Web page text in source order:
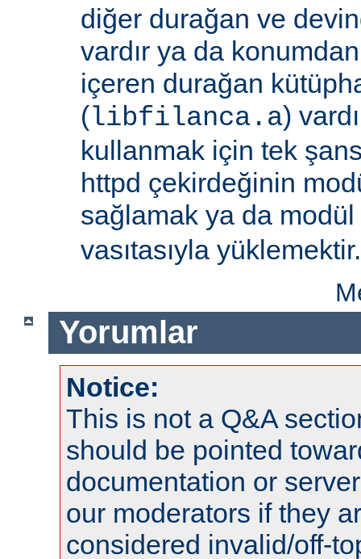
diğer durağan ve
vardır ya da
içeren durağan
(libfilanca.a)
kullanmak için tek
httpd çekirdeğinin
sağlamak ya da
vasıtasıyla yüklemektir.
Yorumlar
Notice:
This is not a Q&A
should be pointed
documentation or
our moderators if they
considered invalid/off-